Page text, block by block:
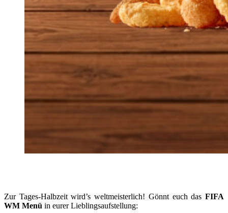
Zur Tages-Halbzeit wird’s weltmeisterlich! Gönnt euch das FIFA
WM Menü in eurer Lieblingsaufstellung: